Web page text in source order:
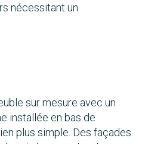
nécessitant un
sur mesure avec un
installée en bas de
plus simple. Des façades